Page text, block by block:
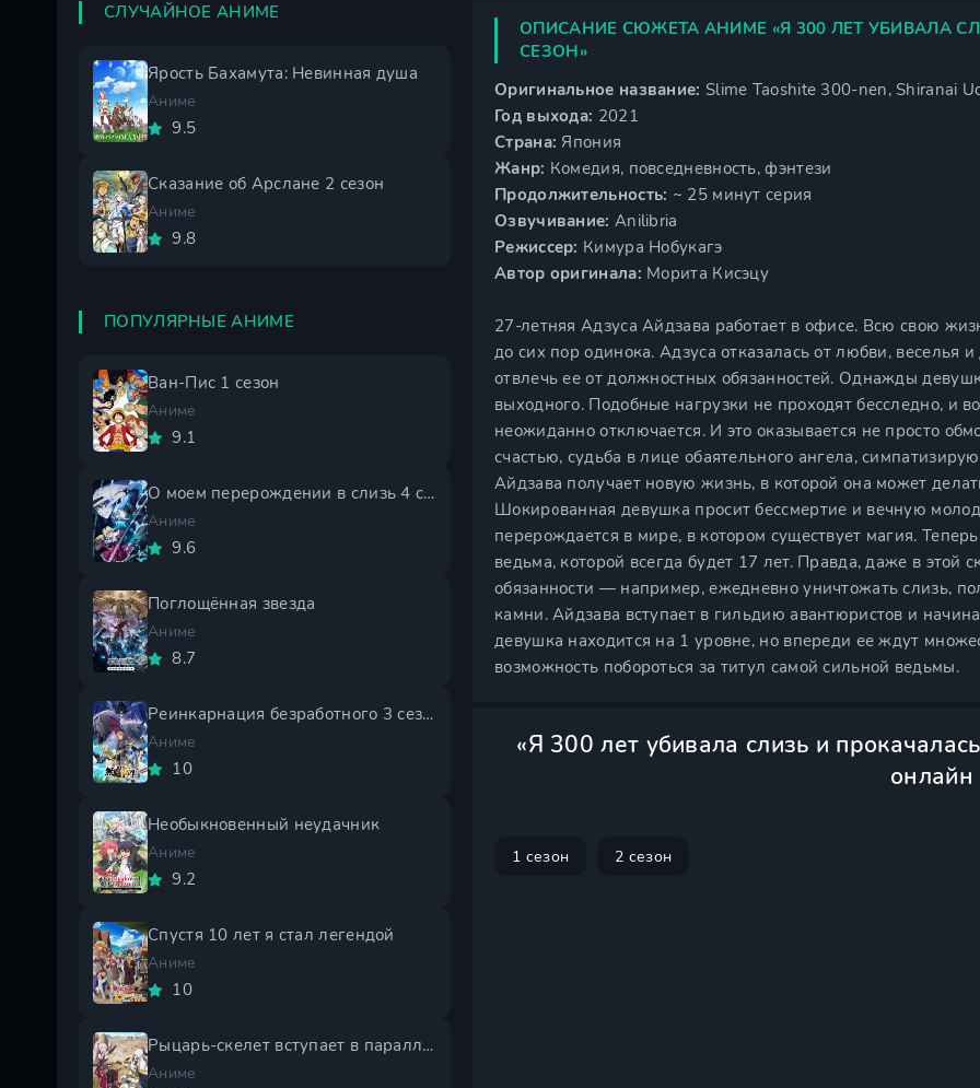
ОПИСАНИЕ СЮЖЕТА АНИМЕ «Я 300 ЛЕТ УБИВАЛА
СЕЗОН»
Оригинальное название: Slime Taoshite 300-nen, Shiranai
Год выхода: 2021
Страна: Япония
Жанр: Комедия, повседневность, фэнтези
Продолжительность: ~ 25 минут серия
Озвучивание: Anilibria
Режиссер: Кимура Нобукагэ
Автор оригинала: Морита Кисэцу
27-летняя Адзуса Айдзава работает в офисе. Всю свою
до сих пор одинока. Адзуса отказалась от любви,
отвлечь ее от должностных обязанностей. Однажды
выходного. Подобные нагрузки не проходят бесследно, и
неожиданно отключается. И это оказывается не просто
счастью, судьба в лице обаятельного ангела,
Айдзава получает новую жизнь, в которой она может
Шокированная девушка просит бессмертие и вечную
перерождается в мире, в котором существует магия.
ведьма, которой всегда будет 17 лет. Правда, даже в этой
обязанности — например, ежедневно уничтожать слизь,
камни. Айдзава вступает в гильдию авантюристов и
девушка находится на 1 уровне, но впереди ее ждут
возможность побороться за титул самой сильной ведьмы.
«Я 300 лет убивала слизь и
онлайн
1 сезон 2 сезон
СЛУЧАЙНОЕ АНИМЕ
Ярость Бахамута: Невинная душа
Аниме
9.5
Сказание об Арслане 2 сезон
Аниме
9.8
ПОПУЛЯРНЫЕ АНИМЕ
Ван-Пис 1 сезон
Аниме
9.1
О моем перерождении в слизь 4 сезон
Аниме
9.6
Поглощённая звезда
Аниме
8.7
Реинкарнация безработного 3 сезон
Аниме
10
Необыкновенный неудачник
Аниме
9.2
Спустя 10 лет я стал легендой
Аниме
10
Рыцарь-скелет вступает в параллельный мир 2 сезон
Аниме